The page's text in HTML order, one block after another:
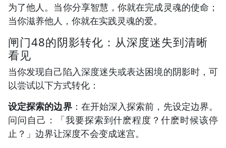
为了他人。当你分享智慧，你就在完成灵魂的使命；
当你滋养他人，你就在实践灵魂的爱。
闸门48的阴影转化：从深度迷失到清晰
看见
当你发现自己陷入深度迷失或表达困境的阴影时，可
以尝试以下方式转化：
设定探索的边界：在开始深入探索前，先设定边界。
问问自己：「我要探索到什麽程度？什麽时候该停
止？」边界让深度不会变成迷宫。